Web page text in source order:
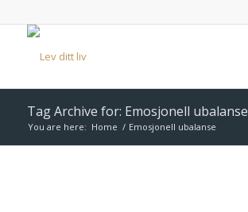
Tag Archive for: Emosjonell ubalanse
You are here: Home / Emosjonell ubalanse